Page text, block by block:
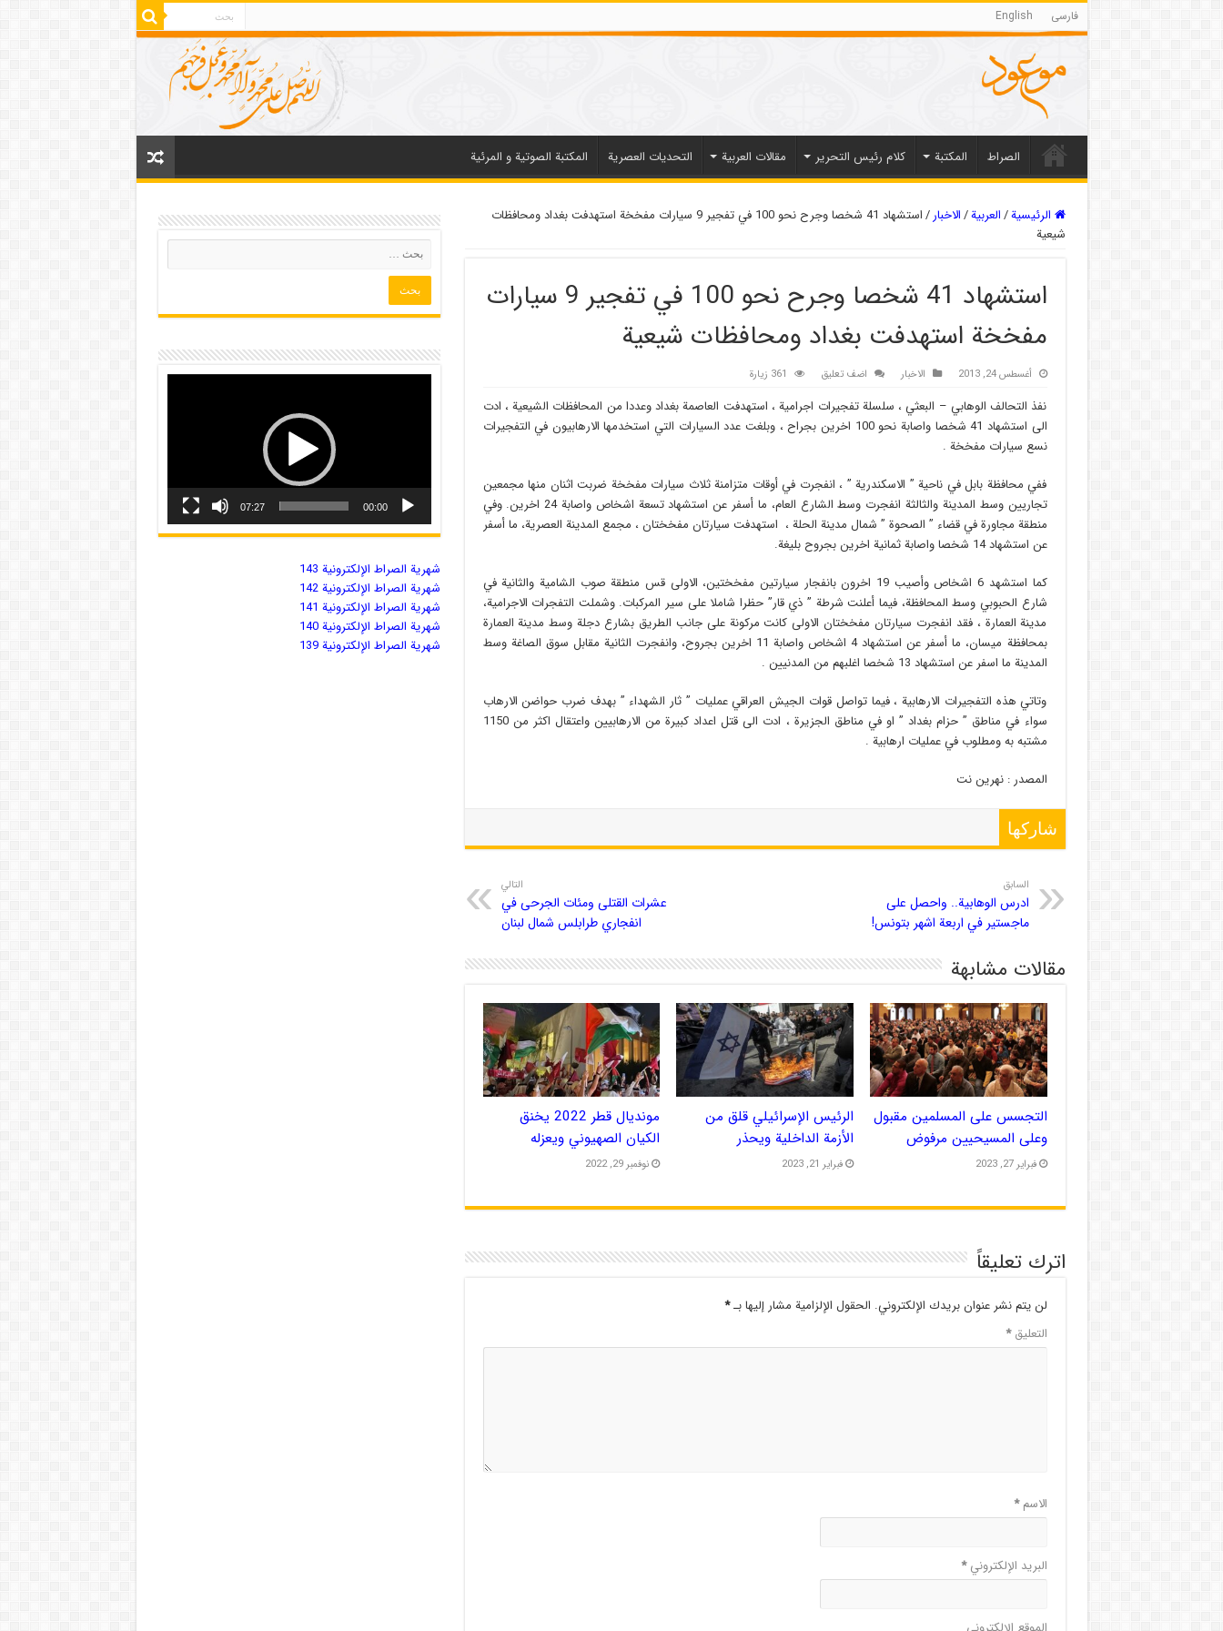
فارسی English
الصراط المکتبة كلام رئيس التحرير مقالات العربیة التحديات العصرية المكتبة الصوتية و المرئية
الرئيسية/العربیة/الاخبار /
استشهاد 41 شخصا وجرح نحو 100 في تفجير 9 سيارات مفخخة استهدفت بغداد ومحافظات
شيعية
استشهاد 41 شخصا وجرح نحو 100 في تفجير 9 سيارات
مفخخة استهدفت بغداد ومحافظات شيعية
أغسطس 24, 2013 الاخبار اضف تعليق 361 زيارة
نفذ التحالف الوهابي – البعثي ، سلسلة تفجيرات اجرامية ، استهدفت العاصمة بغداد وعددا من المحافظات الشيعية ، ادت
الى استشهاد 41 شخصا واصابة نحو 100 اخرين بجراح ، وبلغت عدد السيارات التي استخدمها الارهابيون في التفجيرات
نسع سيارات مفخخة .
ففي محافظة بابل في ناحية ” الاسكندرية ” ، انفجرت في أوقات متزامنة ثلاث سيارات مفخخة ضربت اثنان منها مجمعين
تجاريين وسط المدينة والثالثة انفجرت وسط الشارع العام، ما أسفر عن استشهاد تسعة اشخاص واصابة 24 اخرين. وفي
منطقة مجاورة في قضاء ” الصحوة ” شمال مدينة الحلة ، استهدفت سيارتان مفخختان ، مجمع المدينة العصرية، ما أسفر
عن استشهاد 14 شخصا واصابة ثمانية اخرين بجروح بليغة.
كما استشهد 6 اشخاص وأصيب 19 اخرون بانفجار سيارتين مفخختين، الاولى قس منطقة صوب الشامية والثانية في
شارع الحبوبي وسط المحافظة، فيما أعلنت شرطة ” ذي قار” حظرا شاملا على سير المركبات. وشملت التفجرات الاجرامية،
مدينة العمارة ، فقد انفجرت سيارتان مفخختان الاولى كانت مركونة على جانب الطريق بشارع دجلة وسط مدينة العمارة
بمحافظة ميسان، ما أسفر عن استشهاد 4 اشخاص واصابة 11 اخرين بجروح، وانفجرت الثانية مقابل سوق الصاغة وسط
المدينة ما اسفر عن استشهاد 13 شخصا اغلبهم من المدنيين .
وتاتي هذه التفجيرات الارهابية ، فيما تواصل قوات الجيش العراقي عمليات ” ثار الشهداء ” بهدف ضرب حواضن الارهاب
سواء في مناطق ” حزام بغداد ” او في مناطق الجزيرة ، ادت الى قتل اعداد كبيرة من الارهابيين واعتقال اكثر من 1150
مشتبه به ومطلوب في عمليات ارهابية .
المصدر : نهرین نت
شاركها
السابق
ادرس الوهابية.. واحصل على
ماجستير في اربعة اشهر بتونس!
التالي
عشرات القتلى ومئات الجرحى في
انفجاري طرابلس شمال لبنان
مقالات مشابهة
التجسس على المسلمين مقبول
وعلى المسيحيين مرفوض
فبراير 27, 2023
الرئيس الإسرائيلي قلق من
الأزمة الداخلية ويحذر
فبراير 21, 2023
مونديال قطر 2022 يخنق
الكيان الصهيوني ويعزله
نوفمبر 29, 2022
اترك تعليقاً
لن يتم نشر عنوان بريدك الإلكتروني. الحقول الإلزامية مشار إليها بـ*
التعليق*
الاسم*
البريد الإلكتروني*
00:00
07:27
شهریة الصراط الإلكترونية 143
شهریة الصراط الإلكترونية 142
شهریة الصراط الإلكترونية 141
شهریة الصراط الإلكترونية 140
شهریة الصراط الإلكترونية 139